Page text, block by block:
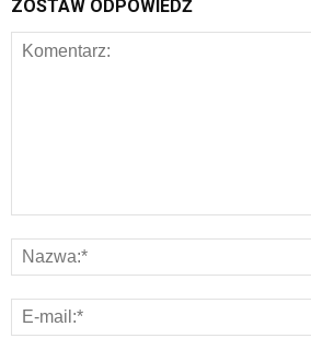
ZOSTAW ODPOWIEDŹ